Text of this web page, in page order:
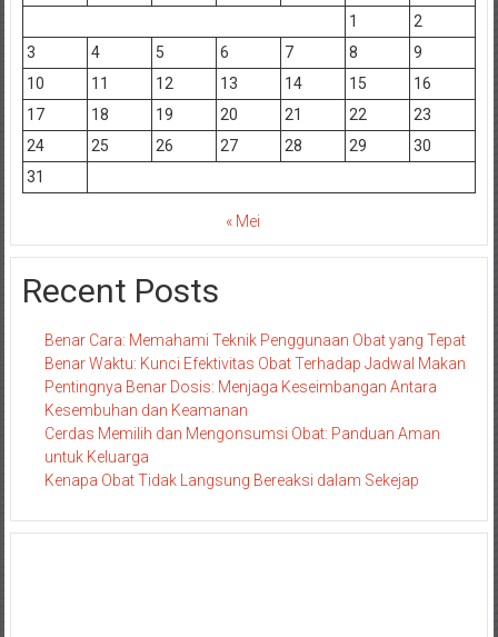
1
2
3
4 5 6 7 8
9
10
11 12 13 14 15
16
17
18 19 20 21 22
23
24
25 26 27 28 29
30
31
« Mei
Recent Posts
Benar Cara: Memahami Teknik Penggunaan Obat yang Tepat
Benar Waktu: Kunci Efektivitas Obat Terhadap Jadwal Makan
Pentingnya Benar Dosis: Menjaga Keseimbangan Antara
Kesembuhan dan Keamanan
Cerdas Memilih dan Mengonsumsi Obat: Panduan Aman
untuk Keluarga
Kenapa Obat Tidak Langsung Bereaksi dalam Sekejap